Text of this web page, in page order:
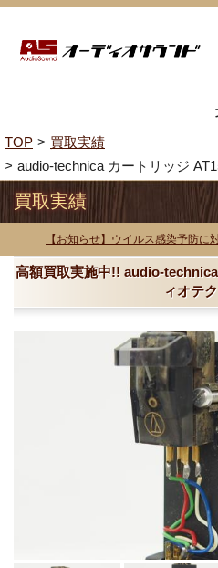
TOP
買取実績
audio-technica カートリッジ
買取実績
【お知らせ】ウイルス感染予防に
高額買取実施中!! audio-
ィオテ